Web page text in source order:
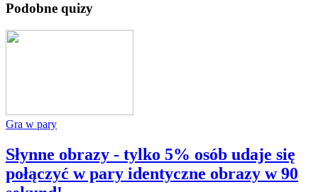
Podobne quizy
Gra w pary
Słynne obrazy - tylko 5% osób udaje się
połączyć w pary identyczne obrazy w 90